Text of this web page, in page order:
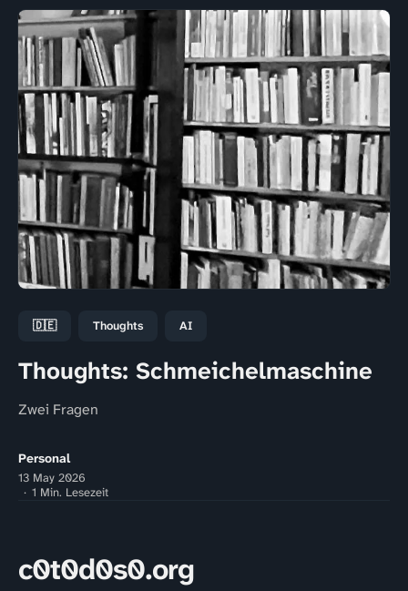
🇩🇪 Thoughts AI
Thoughts: Schmeichelmaschine
Zwei Fragen
Personal
13 May 2026
1 Min. Lesezeit
c0t0d0s0.org